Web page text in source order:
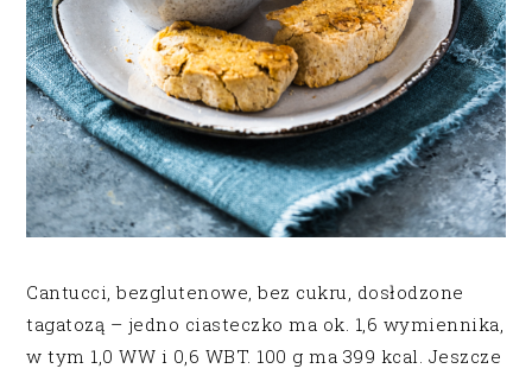
Cantucci, bezglutenowe, bez cukru, dosłodzone
tagatozą – jedno ciasteczko ma ok. 1,6 wymiennika,
w tym 1,0 WW i 0,6 WBT. 100 g ma 399 kcal. Jeszcze